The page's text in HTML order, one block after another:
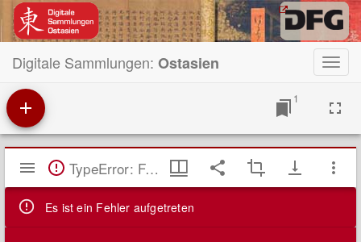
Digitale Sammlungen: Ostasien
1
Mirador
Viewer TypeError: Failed to fetch
Es ist ein Fehler aufgetreten